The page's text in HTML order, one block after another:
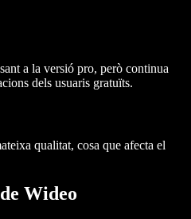
a la versió pro, però continua
dels usuaris gratuïts.
qualitat, cosa que afecta el
Wideo